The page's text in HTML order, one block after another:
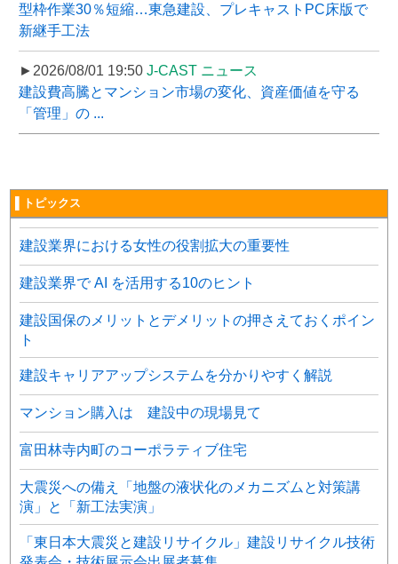
型枠作業30％短縮…東急建設、プレキャストPC床版で
新継手工法
►2026/08/01 19:50 J-CAST ニュース
建設費高騰とマンション市場の変化、資産価値を守る
「管理」の ...
▌トピックス
建設業界における女性の役割拡大の重要性
建設業界で AI を活用する10のヒント
建設国保のメリットとデメリットの押さえておくポイン
ト
建設キャリアアップシステムを分かりやすく解説
マンション購入は 建設中の現場見て
富田林寺内町のコーポラティブ住宅
大震災への備え「地盤の液状化のメカニズムと対策講
演」と「新工法実演」
「東日本大震災と建設リサイクル」建設リサイクル技術
発表会・技術展示会出展者募集